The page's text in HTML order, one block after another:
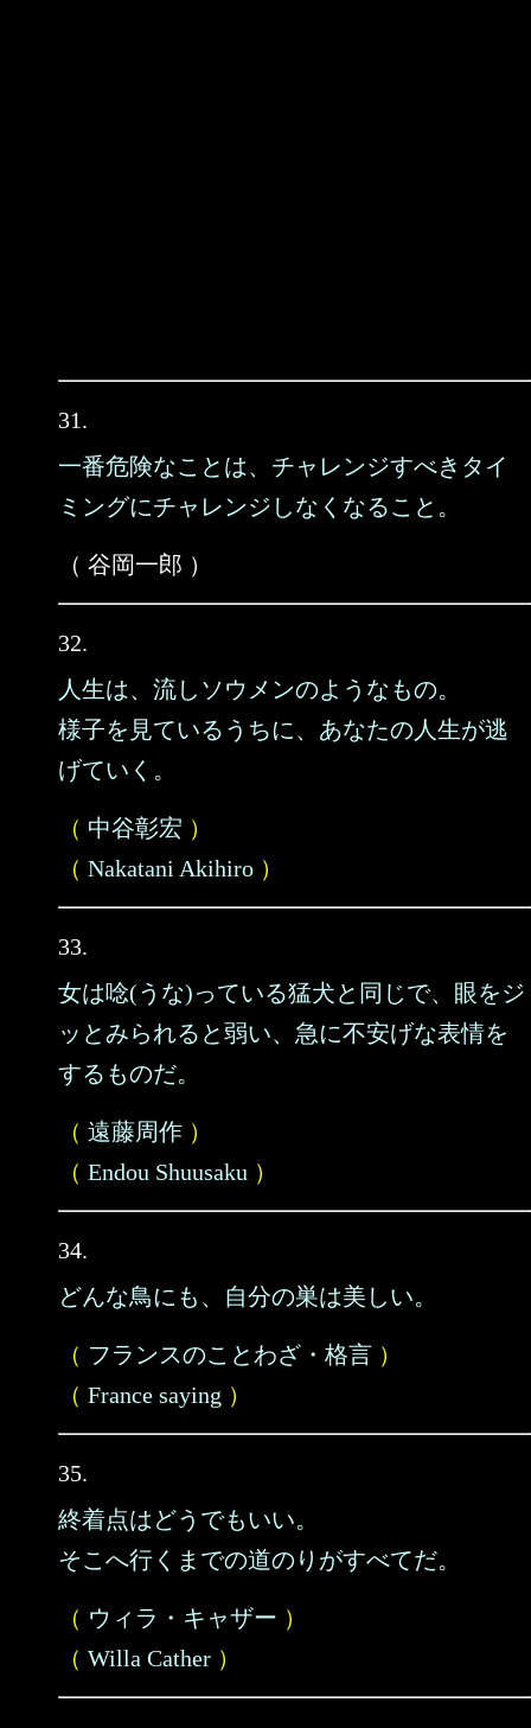
31.
一番危険なことは、チャレンジすべきタイ
ミングにチャレンジしなくなること。
（ 谷岡一郎 ）
32.
人生は、流しソウメンのようなもの。
様子を見ているうちに、あなたの人生が逃
げていく。
（ 中谷彰宏 ）
（ Nakatani Akihiro ）
33.
女は唸(うな)っている猛犬と同じで、眼をジ
ッとみられると弱い、急に不安げな表情を
するものだ。
（ 遠藤周作 ）
（ Endou Shuusaku ）
34.
どんな鳥にも、自分の巣は美しい。
（ フランスのことわざ・格言 ）
（ France saying ）
35.
終着点はどうでもいい。
そこへ行くまでの道のりがすべてだ。
（ ウィラ・キャザー ）
（ Willa Cather ）